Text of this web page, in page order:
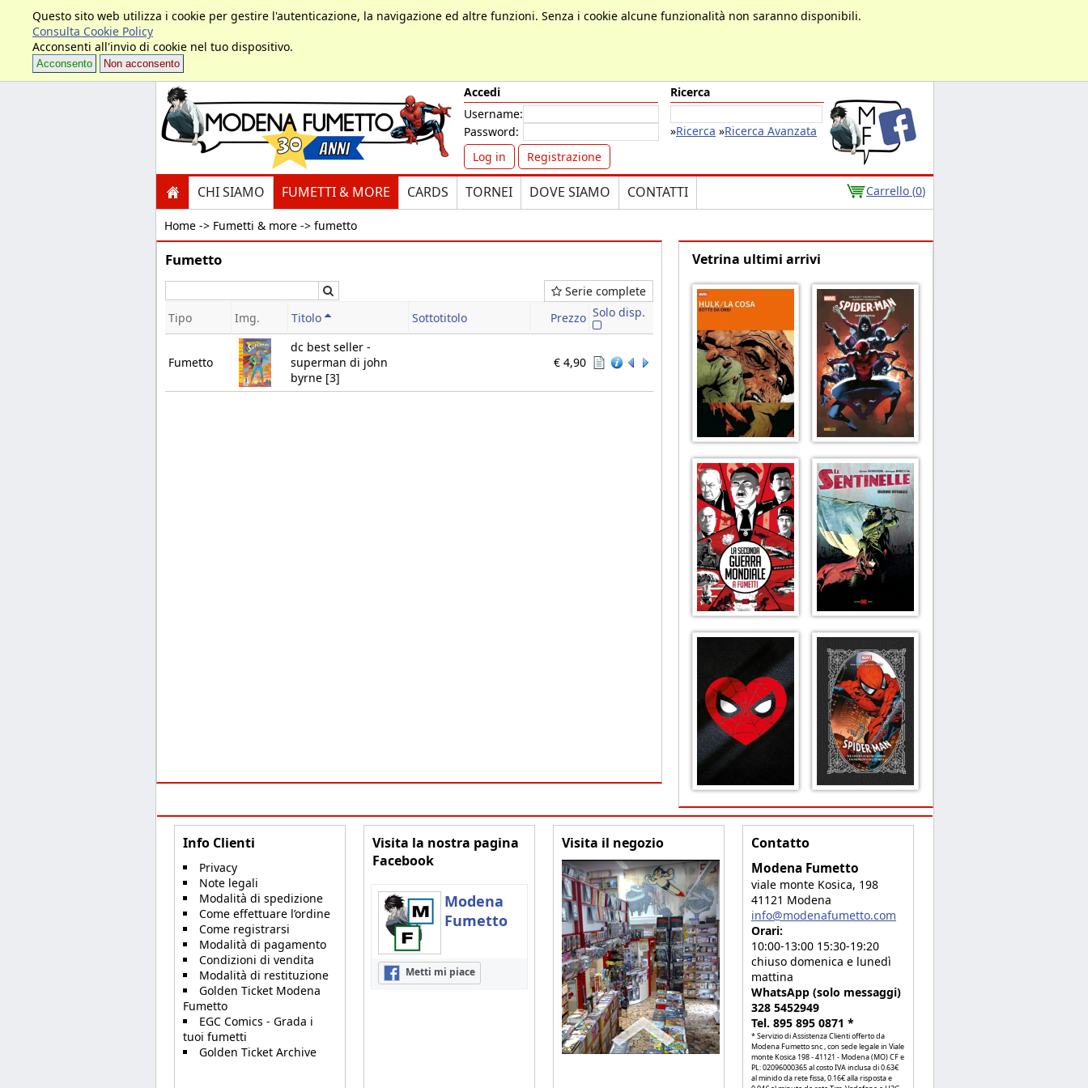
Questo sito web utilizza i cookie per gestire l'autenticazione, la navigazione ed altre funzioni. Senza i cookie alcune funzionalità non saranno disponibili.
Consulta Cookie Policy
Acconsenti all'invio di cookie nel tuo dispositivo.
Acconsento Non acconsento
Accedi
Username:
Password:
Log in
Registrazione
Ricerca
»Ricerca »Ricerca Avanzata
CHI SIAMO FUMETTI & MORE CARDS TORNEI DOVE SIAMO CONTATTI Carrello (0)
Home -> Fumetti & more -> fumetto
Fumetto
Serie complete
Tipo Img. Titolo Sottotitolo Prezzo Solo disp.
Fumetto
dc best seller -
superman di john
byrne [3]
€ 4,90
Vetrina ultimi arrivi
Info Clienti
Privacy
Note legali
Modalità di spedizione
Come effettuare l’ordine
Come registrarsi
Modalità di pagamento
Condizioni di vendita
Modalità di restituzione
Golden Ticket Modena
Fumetto
EGC Comics - Grada i
tuoi fumetti
Golden Ticket Archive
Visita la nostra pagina
Facebook
Modena
Fumetto
Metti mi piace
Visita il negozio Contatto
Modena Fumetto
viale monte Kosica, 198
41121 Modena
info@modenafumetto.com
Orari:
10:00-13:00 15:30-19:20
chiuso domenica e lunedì
mattina
WhatsApp (solo messaggi)
328 5452949
Tel. 895 895 0871 *
* Servizio di Assistenza Clienti offerto da
Modena Fumetto snc , con sede legale in Viale
monte Kosica 198 - 41121 - Modena (MO) CF e
PL: 02096000365 al costo IVA inclusa di 0.63€
al minido da rete fissa, 0.16€ alla risposta e